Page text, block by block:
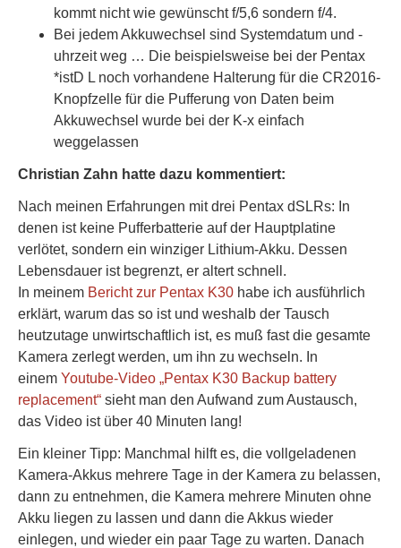
kommt nicht wie gewünscht f/5,6 sondern f/4.
Bei jedem Akkuwechsel sind Systemdatum und -
uhrzeit weg … Die beispielsweise bei der Pentax
*istD L noch vorhandene Halterung für die CR2016-
Knopfzelle für die Pufferung von Daten beim
Akkuwechsel wurde bei der K-x einfach
weggelassen
Christian Zahn hatte dazu kommentiert:
Nach meinen Erfahrungen mit drei Pentax dSLRs: In
denen ist keine Pufferbatterie auf der Hauptplatine
verlötet, sondern ein winziger Lithium-Akku. Dessen
Lebensdauer ist begrenzt, er altert schnell.
In meinem Bericht zur Pentax K30 habe ich ausführlich
erklärt, warum das so ist und weshalb der Tausch
heutzutage unwirtschaftlich ist, es muß fast die gesamte
Kamera zerlegt werden, um ihn zu wechseln. In
einem Youtube-Video „Pentax K30 Backup battery
replacement“ sieht man den Aufwand zum Austausch,
das Video ist über 40 Minuten lang!
Ein kleiner Tipp: Manchmal hilft es, die vollgeladenen
Kamera-Akkus mehrere Tage in der Kamera zu belassen,
dann zu entnehmen, die Kamera mehrere Minuten ohne
Akku liegen zu lassen und dann die Akkus wieder
einlegen, und wieder ein paar Tage zu warten. Danach